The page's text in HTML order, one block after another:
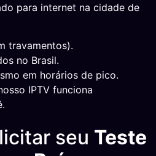
para internet na cidade de
travamentos).
no Brasil.
em horários de pico.
IPTV funciona
seu Teste